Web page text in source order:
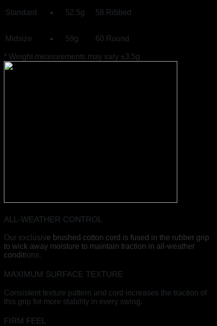
Standard 52.5g 58 Ribbed
Midsize 59g 60 Round
* Weight measurements may vary ±3.5g
ALL-WEATHER CONTROL
Our exclusive brushed cotton cord is fused in the rubber grip
to wick away moisture to maintain traction in all-weather
conditions.
MAXIMUM SURFACE TEXTURE
Consistent texture pattern and cord increases the traction of
this grip for more stability in every swing.
FIRM FEEL